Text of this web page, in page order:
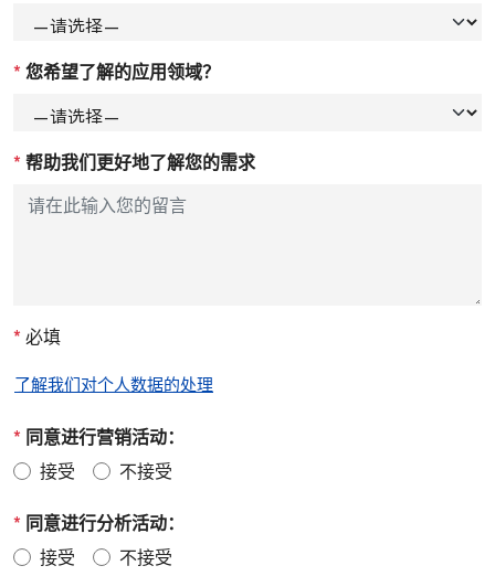
* 您希望了解的应用领域？
* 帮助我们更好地了解您的需求
* 必填
了解我们对个人数据的处理
* 同意进行营销活动：
接受 不接受
* 同意进行分析活动：
接受 不接受